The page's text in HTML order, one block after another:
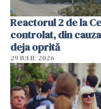
Reactorul 2 de la
controlat, din
deja oprită
29 IULIE 2026